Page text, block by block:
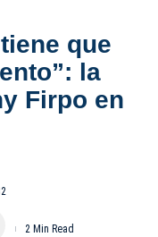
que
la
Firpo en
2 Min Read